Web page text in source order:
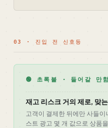
03 · 진입 전 신호등
🟢 초록불 · 들어갈 만
재고 리스크 거의 제로, 맞
고객이 결제한 뒤에만 사들
스트 광고 몇 개 값으로 상품